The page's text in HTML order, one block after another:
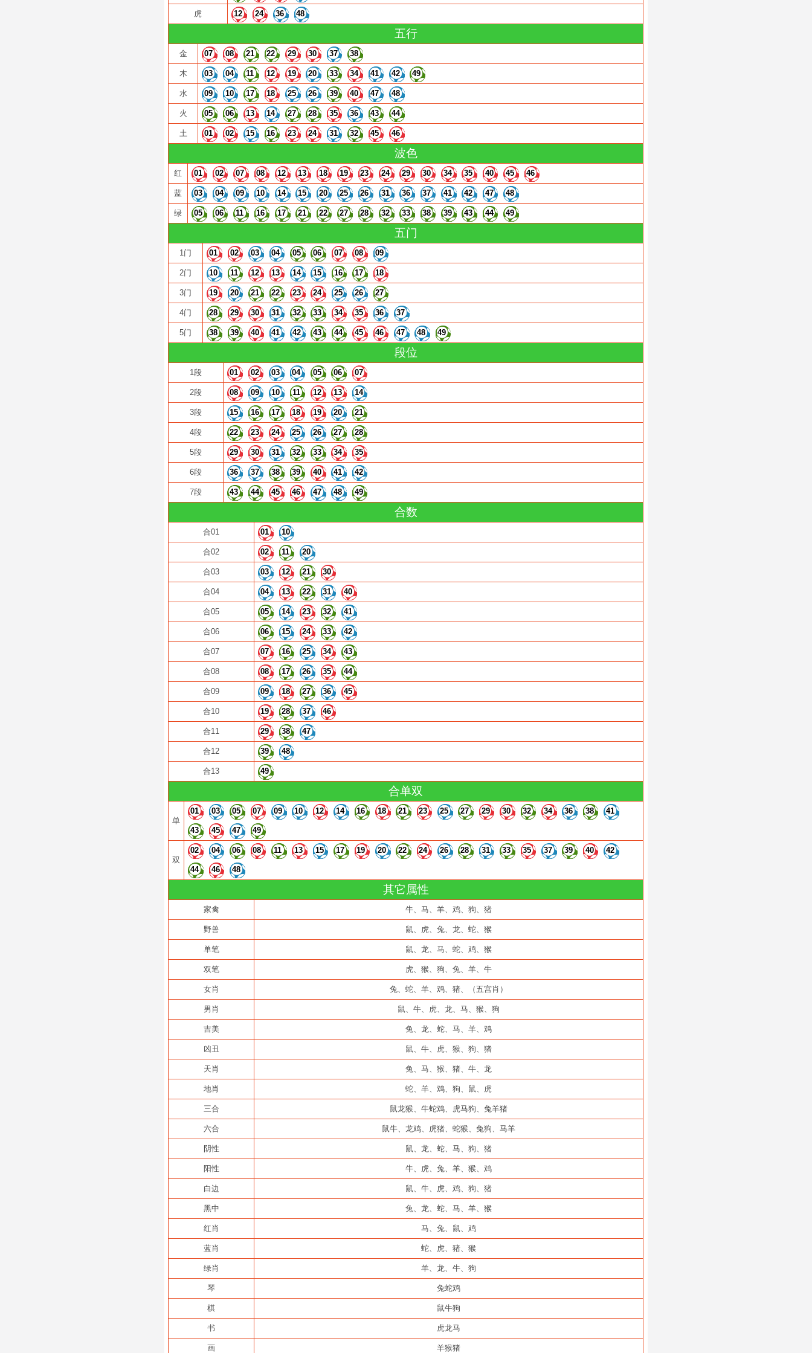
虎 12 24 36 48
五行
金 07 08 21 22 29 30 37 38
木 03 04 11 12 19 20 33 34 41 42 49
水 09 10 17 18 25 26 39 40 47 48
火 05 06 13 14 27 28 35 36 43 44
土 01 02 15 16 23 24 31 32 45 46
波色
红 01 02 07 08 12 13 18 19 23 24 29 30 34 35 40 45 46
蓝 03 04 09 10 14 15 20 25 26 31 36 37 41 42 47 48
绿 05 06 11 16 17 21 22 27 28 32 33 38 39 43 44 49
五门
1门 01 02 03 04 05 06 07 08 09
2门 10 11 12 13 14 15 16 17 18
3门 19 20 21 22 23 24 25 26 27
4门 28 29 30 31 32 33 34 35 36 37
5门 38 39 40 41 42 43 44 45 46 47 48 49
段位
1段 01 02 03 04 05 06 07
2段 08 09 10 11 12 13 14
3段 15 16 17 18 19 20 21
4段 22 23 24 25 26 27 28
5段 29 30 31 32 33 34 35
6段 36 37 38 39 40 41 42
7段 43 44 45 46 47 48 49
合数
合01 01 10
合02 02 11 20
合03 03 12 21 30
合04 04 13 22 31 40
合05 05 14 23 32 41
合06 06 15 24 33 42
合07 07 16 25 34 43
合08 08 17 26 35 44
合09 09 18 27 36 45
合10 19 28 37 46
合11 29 38 47
合12 39 48
合13 49
合单双
单
01 03 05 07 09 10 12 14 16 18 21 23 25 27 29 30 32 34 36 38 41
43 45 47 49
双
02 04 06 08 11 13 15 17 19 20 22 24 26 28 31 33 35 37 39 40 42
44 46 48
其它属性
家禽 牛、马、羊、鸡、狗、猪
野兽 鼠、虎、兔、龙、蛇、猴
单笔 鼠、龙、马、蛇、鸡、猴
双笔 虎、猴、狗、兔、羊、牛
女肖 兔、蛇、羊、鸡、猪、（五宫肖）
男肖 鼠、牛、虎、龙、马、猴、狗
吉美 兔、龙、蛇、马、羊、鸡
凶丑 鼠、牛、虎、猴、狗、猪
天肖 兔、马、猴、猪、牛、龙
地肖 蛇、羊、鸡、狗、鼠、虎
三合 鼠龙猴、牛蛇鸡、虎马狗、兔羊猪
六合 鼠牛、龙鸡、虎猪、蛇猴、兔狗、马羊
阴性 鼠、龙、蛇、马、狗、猪
阳性 牛、虎、兔、羊、猴、鸡
白边 鼠、牛、虎、鸡、狗、猪
黑中 兔、龙、蛇、马、羊、猴
红肖 马、兔、鼠、鸡
蓝肖 蛇、虎、猪、猴
绿肖 羊、龙、牛、狗
琴 兔蛇鸡
棋 鼠牛狗
书 虎龙马
画 羊猴猪